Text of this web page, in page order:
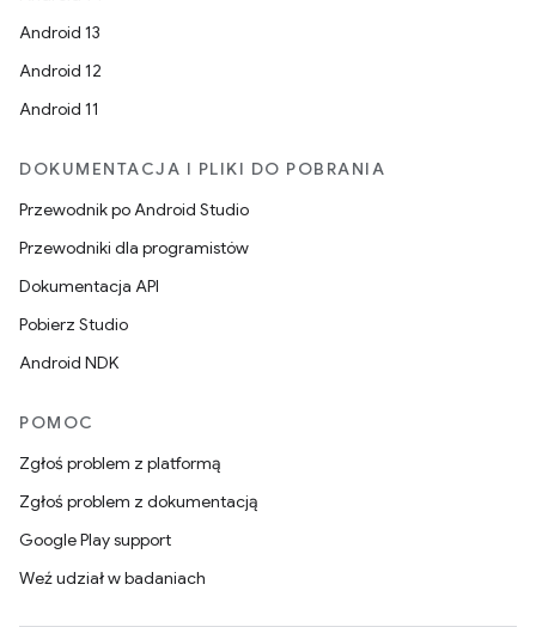
Android 13
Android 12
Android 11
DOKUMENTACJA I PLIKI DO POBRANIA
Przewodnik po Android Studio
Przewodniki dla programistów
Dokumentacja API
Pobierz Studio
Android NDK
POMOC
Zgłoś problem z platformą
Zgłoś problem z dokumentacją
Google Play support
Weź udział w badaniach